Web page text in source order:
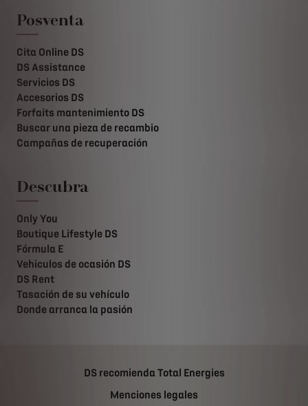
Posventa
Cita Online DS
DS Assistance
Servicios DS
Accesorios DS
Forfaits mantenimiento DS
Buscar una pieza de recambio
Campañas de recuperación
Descubra
Only You
Boutique Lifestyle DS
Fórmula E
Vehiculos de ocasión DS
DS Rent
Tasación de su vehículo
Donde arranca la pasión
DS recomienda Total Energies
Menciones legales